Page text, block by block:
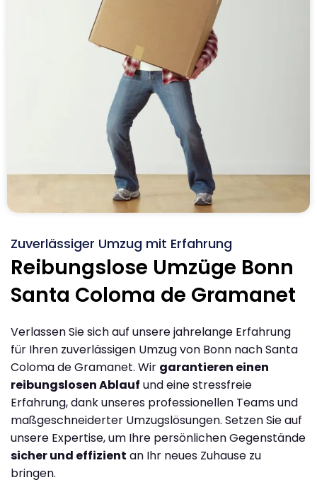
Zuverlässiger Umzug mit Erfahrung
Reibungslose Umzüge Bonn
Santa Coloma de Gramanet
Verlassen Sie sich auf unsere jahrelange Erfahrung
für Ihren zuverlässigen Umzug von Bonn nach Santa
Coloma de Gramanet. Wir garantieren einen
reibungslosen Ablauf und eine stressfreie
Erfahrung, dank unseres professionellen Teams und
maßgeschneiderter Umzugslösungen. Setzen Sie auf
unsere Expertise, um Ihre persönlichen Gegenstände
sicher und effizient an Ihr neues Zuhause zu
bringen.